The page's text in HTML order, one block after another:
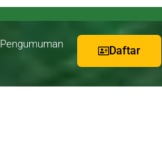
Pengumuman Daftar